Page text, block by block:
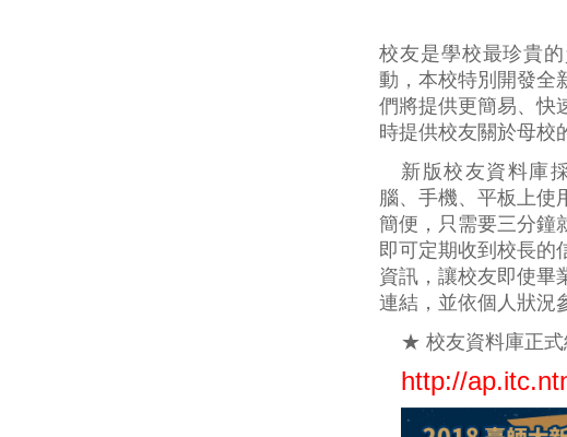
校友是學校最珍貴
動，本校特別開發全
們將提供更簡易、快
時提供校友關於母校
新版校友資料庫
腦、手機、平板上使
簡便，只需要三分鐘
即可定期收到校長的
資訊，讓校友即使畢
連結，並依個人狀況
★ 校友資料庫正式
http://